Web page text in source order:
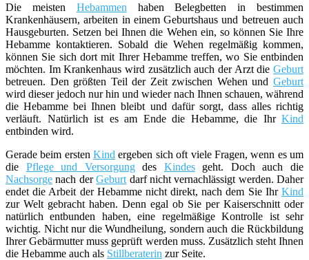
Die meisten Hebammen haben Belegbetten in bestimmen
Krankenhäusern, arbeiten in einem Geburtshaus und betreuen auch
Hausgeburten. Setzen bei Ihnen die Wehen ein, so können Sie Ihre
Hebamme kontaktieren. Sobald die Wehen regelmäßig kommen,
können Sie sich dort mit Ihrer Hebamme treffen, wo Sie entbinden
möchten. Im Krankenhaus wird zusätzlich auch der Arzt die Geburt
betreuen. Den größten Teil der Zeit zwischen Wehen und Geburt
wird dieser jedoch nur hin und wieder nach Ihnen schauen, während
die Hebamme bei Ihnen bleibt und dafür sorgt, dass alles richtig
verläuft. Natürlich ist es am Ende die Hebamme, die Ihr Kind
entbinden wird.
Gerade beim erstenKind ergeben sich oft viele Fragen, wenn es um
die Pflege und Versorgungdes Kindesgeht. Doch auch die
Nachsorge nach derGeburt darf nicht vernachlässigt werden. Daher
endet die Arbeit der Hebamme nicht direkt, nach dem Sie Ihr Kind
zur Welt gebracht haben. Denn egal ob Sie per Kaiserschnitt oder
natürlich entbunden haben, eine regelmäßige Kontrolle ist sehr
wichtig. Nicht nur die Wundheilung, sondern auch die Rückbildung
Ihrer Gebärmutter muss geprüft werden muss. Zusätzlich steht Ihnen
die Hebamme auch als Stillberaterin zur Seite.